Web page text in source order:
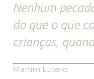
Nenhum
do que o que
crianças,
Martim Lutero